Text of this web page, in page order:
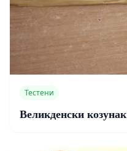
Тестени
Великденски козунак